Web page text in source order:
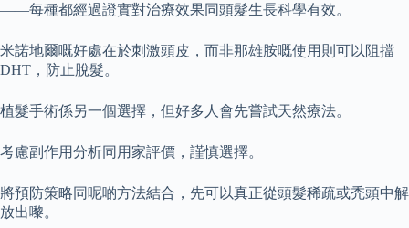
——每種都經過證實對治療效果同頭髮生長科學有效。
米諾地爾嘅好處在於刺激頭皮，而非那雄胺嘅使用則可以阻擋
DHT，防止脫髮。
植髮手術係另一個選擇，但好多人會先嘗試天然療法。
考慮副作用分析同用家評價，謹慎選擇。
將預防策略同呢啲方法結合，先可以真正從頭髮稀疏或禿頭中解
放出嚟。